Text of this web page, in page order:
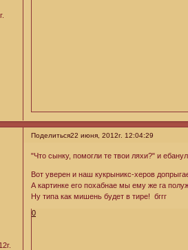
Поделиться22 июня, 2012г. 12:04:29
"Что сынку, помогли те твои ляхи?" и
Вот уверен и наш кукрыникс-херов
А картинке его похабнае мы ему же га
Ну типа как мишень будет в тире! бггг
0